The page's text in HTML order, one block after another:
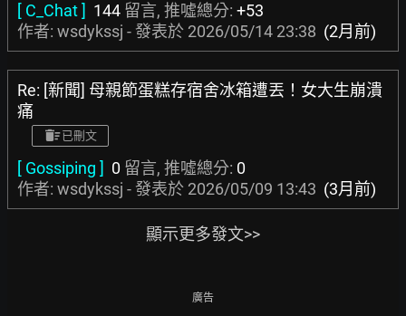
[ C_Chat ] 144 留言, 推噓總分: +53
作者: wsdykssj - 發表於 2026/05/14 23:38 (2月前)
Re: [新聞] 母親節蛋糕存宿舍冰箱遭丟！女大生崩潰
痛
已刪文
[ Gossiping ] 0 留言, 推噓總分: 0
作者: wsdykssj - 發表於 2026/05/09 13:43 (3月前)
顯示更多發文>>
廣告